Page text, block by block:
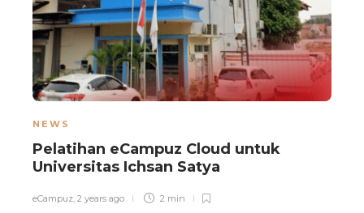
NEWS
Pelatihan eCampuz Cloud untuk
Universitas Ichsan Satya
eCampuz, 2 years ago 2 min